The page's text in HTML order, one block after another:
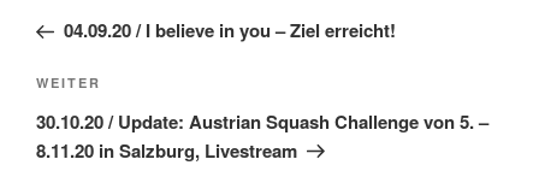
Beitrag
04.09.20 / I believe in you – Ziel erreicht!
Nächster
Beitrag
WEITER
30.10.20 / Update: Austrian Squash Challenge von 5. –
8.11.20 in Salzburg, Livestream